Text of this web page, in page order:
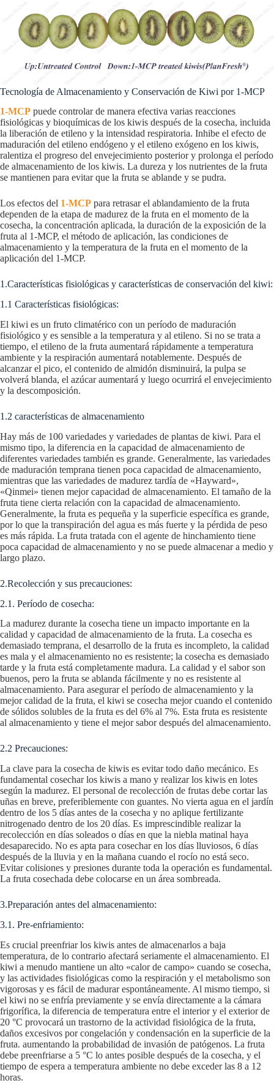
Tecnología de Almacenamiento y Conservación de Kiwi por 1-MCP
1-MCP puede controlar de manera efectiva varias reacciones
fisiológicas y bioquímicas de los kiwis después de la cosecha, incluida
la liberación de etileno y la intensidad respiratoria. Inhibe el efecto de
maduración del etileno endógeno y el etileno exógeno en los kiwis,
ralentiza el progreso del envejecimiento posterior y prolonga el período
de almacenamiento de los kiwis. La dureza y los nutrientes de la fruta
se mantienen para evitar que la fruta se ablande y se pudra.
Los efectos del 1-MCP para retrasar el ablandamiento de la fruta
dependen de la etapa de madurez de la fruta en el momento de la
cosecha, la concentración aplicada, la duración de la exposición de la
fruta al 1-MCP, el método de aplicación, las condiciones de
almacenamiento y la temperatura de la fruta en el momento de la
aplicación del 1-MCP.
1.Características fisiológicas y características de conservación del kiwi:
1.1 Características fisiológicas:
El kiwi es un fruto climatérico con un período de maduración
fisiológico y es sensible a la temperatura y al etileno. Si no se trata a
tiempo, el etileno de la fruta aumentará rápidamente a temperatura
ambiente y la respiración aumentará notablemente. Después de
alcanzar el pico, el contenido de almidón disminuirá, la pulpa se
volverá blanda, el azúcar aumentará y luego ocurrirá el envejecimiento
y la descomposición.
1.2 características de almacenamiento
Hay más de 100 variedades y variedades de plantas de kiwi. Para el
mismo tipo, la diferencia en la capacidad de almacenamiento de
diferentes variedades también es grande. Generalmente, las variedades
de maduración temprana tienen poca capacidad de almacenamiento,
mientras que las variedades de madurez tardía de «Hayward»,
«Qinmei» tienen mejor capacidad de almacenamiento. El tamaño de la
fruta tiene cierta relación con la capacidad de almacenamiento.
Generalmente, la fruta es pequeña y la superficie específica es grande,
por lo que la transpiración del agua es más fuerte y la pérdida de peso
es más rápida. La fruta tratada con el agente de hinchamiento tiene
poca capacidad de almacenamiento y no se puede almacenar a medio y
largo plazo.
2.Recolección y sus precauciones:
2.1. Período de cosecha:
La madurez durante la cosecha tiene un impacto importante en la
calidad y capacidad de almacenamiento de la fruta. La cosecha es
demasiado temprana, el desarrollo de la fruta es incompleto, la calidad
es mala y el almacenamiento no es resistente; la cosecha es demasiado
tarde y la fruta está completamente madura. La calidad y el sabor son
buenos, pero la fruta se ablanda fácilmente y no es resistente al
almacenamiento. Para asegurar el período de almacenamiento y la
mejor calidad de la fruta, el kiwi se cosecha mejor cuando el contenido
de sólidos solubles de la fruta es del 6% al 7%. Esta fruta es resistente
al almacenamiento y tiene el mejor sabor después del almacenamiento.
2.2 Precauciones:
La clave para la cosecha de kiwis es evitar todo daño mecánico. Es
fundamental cosechar los kiwis a mano y realizar los kiwis en lotes
según la madurez. El personal de recolección de frutas debe cortar las
uñas en breve, preferiblemente con guantes. No vierta agua en el jardín
dentro de los 5 días antes de la cosecha y no aplique fertilizante
nitrogenado dentro de los 20 días. Es imprescindible realizar la
recolección en días soleados o días en que la niebla matinal haya
desaparecido. No es apta para cosechar en los días lluviosos, 6 días
después de la lluvia y en la mañana cuando el rocío no está seco.
Evitar colisiones y presiones durante toda la operación es fundamental.
La fruta cosechada debe colocarse en un área sombreada.
3.Preparación antes del almacenamiento:
3.1. Pre-enfriamiento:
Es crucial preenfriar los kiwis antes de almacenarlos a baja
temperatura, de lo contrario afectará seriamente el almacenamiento. El
kiwi a menudo mantiene un alto «calor de campo» cuando se cosecha,
y las actividades fisiológicas como la respiración y el metabolismo son
vigorosas y es fácil de madurar espontáneamente. Al mismo tiempo, si
el kiwi no se enfría previamente y se envía directamente a la cámara
frigorífica, la diferencia de temperatura entre el interior y el exterior de
20 °C provocará un trastorno de la actividad fisiológica de la fruta,
daños excesivos por congelación y condensación en la superficie de la
fruta. aumentando la probabilidad de invasión de patógenos. La fruta
debe preenfriarse a 5 °C lo antes posible después de la cosecha, y el
tiempo de espera a temperatura ambiente no debe exceder las 8 a 12
horas.